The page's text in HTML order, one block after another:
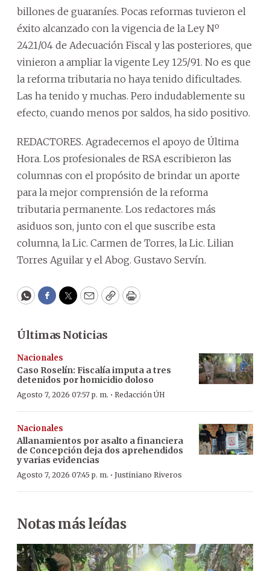
billones de guaraníes. Pocas reformas tuvieron el
éxito alcanzado con la vigencia de la Ley Nº
2421/04 de Adecuación Fiscal y las posteriores, que
vinieron a ampliar la vigente Ley 125/91. No es que
la reforma tributaria no haya tenido dificultades.
Las ha tenido y muchas. Pero indudablemente su
efecto, cuando menos por saldos, ha sido positivo.
REDACTORES. Agradecemos el apoyo de Última
Hora. Los profesionales de RSA escribieron las
columnas con el propósito de brindar un aporte
para la mejor comprensión de la reforma
tributaria permanente. Los redactores más
asiduos son, junto con el que suscribe esta
columna, la Lic. Carmen de Torres, la Lic. Lilian
Torres Aguilar y el Abog. Gustavo Servín.
WhatsApp
Facebook
Twitter
EmailCopyPrint
Últimas Noticias
Nacionales
Caso Roselín: Fiscalía imputa a tres
detenidos por homicidio doloso
Agosto 7, 2026 07:57 p. m. · Redacción ÚH
Nacionales
Allanamientos por asalto a financiera
de Concepción deja dos aprehendidos
y varias evidencias
Agosto 7, 2026 07:45 p. m. · Justiniano Riveros
Notas más leídas